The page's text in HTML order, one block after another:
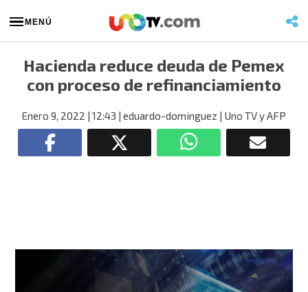
MENÚ
Hacienda reduce deuda de Pemex
con proceso de refinanciamiento
Enero 9, 2022 | 12:43 | eduardo-dominguez | Uno TV y AFP